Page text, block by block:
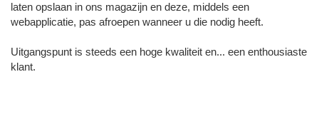
laten opslaan in ons magazijn en deze, middels een
webapplicatie, pas afroepen wanneer u die nodig heeft.
Uitgangspunt is steeds een hoge kwaliteit en... een enthousiaste
klant.